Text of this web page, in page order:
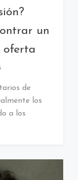
un
oferta
de
los
a los